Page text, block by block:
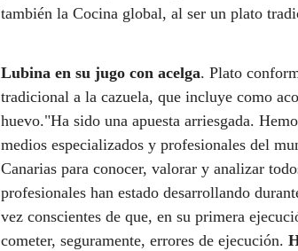
también la Cocina global, al ser un plato
Lubina en su jugo con acelga. Plato
tradicional a la cazuela, que incluye como
huevo."Ha sido una apuesta arriesgada.
medios especializados y profesionales del
Canarias para conocer, valorar y analizar
profesionales han estado desarrollando
vez conscientes de que, en su primera
cometer, seguramente, errores de ejecución.